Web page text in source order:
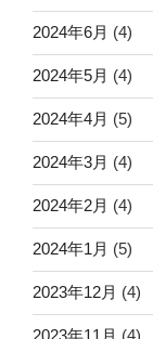
2024年6月 (4)
2024年5月 (4)
2024年4月 (5)
2024年3月 (4)
2024年2月 (4)
2024年1月 (5)
2023年12月 (4)
2023年11月 (4)